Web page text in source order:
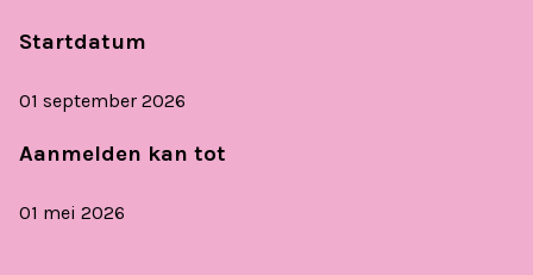
Startdatum
01 september 2026
Aanmelden kan tot
01 mei 2026